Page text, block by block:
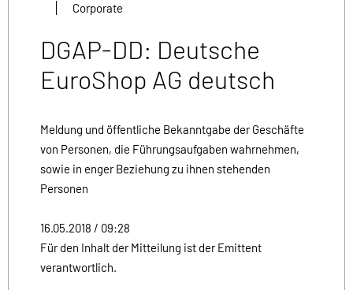
Corporate
DGAP-DD: Deutsche
EuroShop AG deutsch
Meldung und öffentliche Bekanntgabe der Geschäfte
von Personen, die Führungsaufgaben wahrnehmen,
sowie in enger Beziehung zu ihnen stehenden
Personen
16.05.2018 / 09:28
Für den Inhalt der Mitteilung ist der Emittent
verantwortlich.